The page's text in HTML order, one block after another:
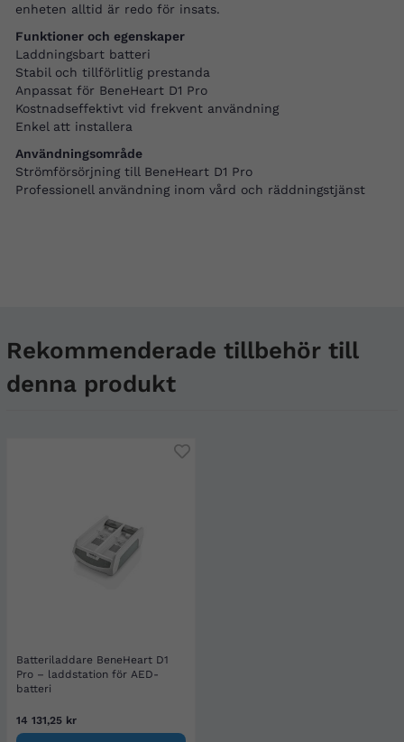
enheten alltid är redo för insats.
Funktioner och egenskaper
Laddningsbart batteri
Stabil och tillförlitlig prestanda
Anpassat för BeneHeart D1 Pro
Kostnadseffektivt vid frekvent användning
Enkel att installera
Användningsområde
Strömförsörjning till BeneHeart D1 Pro
Professionell användning inom vård och räddningstjänst
Rekommenderade tillbehör till
denna produkt
Batteriladdare BeneHeart D1
Pro – laddstation för AED-
batteri
14 131,25 kr